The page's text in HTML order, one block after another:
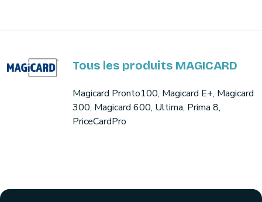
Tous les produits MAGICARD
Magicard Pronto100, Magicard E+, Magicard
300, Magicard 600, Ultima, Prima 8,
PriceCardPro